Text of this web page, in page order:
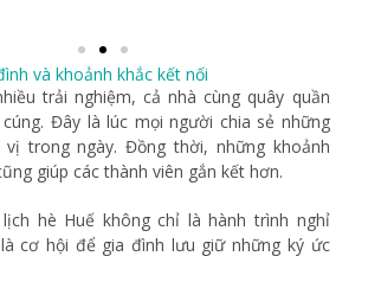
và khoảnh khắc kết nối
trải nghiệm, cả nhà cùng quây quần
Đây là lúc mọi người chia sẻ những
vị trong ngày. Đồng thời, những khoảnh
giúp các thành viên gắn kết hơn.
hè Huế không chỉ là hành trình nghỉ
cơ hội để gia đình lưu giữ những ký ức